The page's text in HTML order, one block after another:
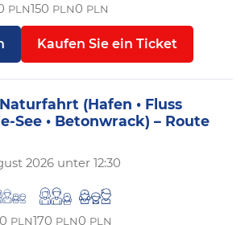
PLN150 PLN0 PLN
Kaufen Sie ein Ticket
(Hafen • Fluss
See • Betonwrack) – Route
2026 unter 12:30
PLN170 PLN0 PLN